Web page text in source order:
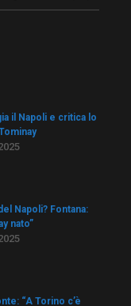
il Napoli e critica lo
Napoli? Fontana:
nato”
“A Torino c’è